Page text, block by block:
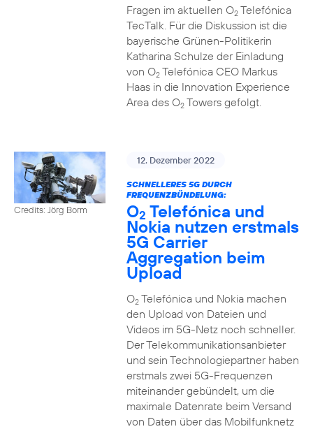
Fragen im aktuellen O2Telefónica
TecTalk. Für die Diskussion ist die
bayerische Grünen-Politikerin
Katharina Schulze der Einladung
von O2Telefónica CEO Markus
Haas in die Innovation Experience
Area des O2Towers gefolgt.
Credits: Jörg Borm
12. Dezember 2022
SCHNELLERES 5G DURCH
FREQUENZBÜNDELUNG:
O2 Telefónica und
Nokia nutzen erstmals
5G Carrier
Aggregation beim
Upload
O2Telefónica und Nokia machen
den Upload von Dateien und
Videos im 5G-Netz noch schneller.
Der Telekommunikationsanbieter
und sein Technologiepartner haben
erstmals zwei 5G-Frequenzen
miteinander gebündelt, um die
maximale Datenrate beim Versand
von Daten über das Mobilfunknetz